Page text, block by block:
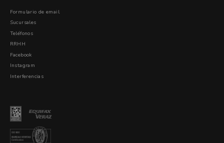
Formulario de email
Sucursales
Teléfonos
RRHH
Facebook
Instagram
Interferencias